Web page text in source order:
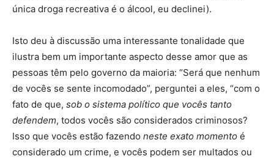
única droga recreativa é o álcool, eu declinei).
Isto deu à discussão uma interessante tonalidade que
ilustra bem um importante aspecto desse amor que as
pessoas têm pelo governo da maioria: “Será que nenhum
de vocês se sente incomodado”, perguntei a eles, “com o
fato de que, sob o sistema político que vocês tanto
defendem, todos vocês são considerados criminosos?
Isso que vocês estão fazendo neste exato momento é
considerado um crime, e vocês podem ser multados ou